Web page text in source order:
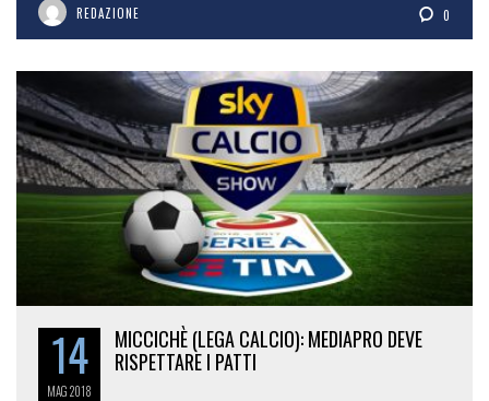
REDAZIONE 0
14
MAG2018
MICCICHÈ (LEGA CALCIO): MEDIAPRO DEVE
RISPETTARE I PATTI